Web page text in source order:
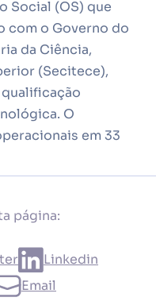
Social (OS) que
com o Governo do
da Ciência,
(Secitece),
O
em 33
página:
Linkedin
Email